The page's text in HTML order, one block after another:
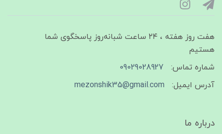
هفت روز هفته ، ۲۴ ساعت شبانه‌روز پاسخگوی شما
هستیم
شماره تماس:
09029028927
آدرس ایمیل:
mezonshik35@gmail.com
درباره ما